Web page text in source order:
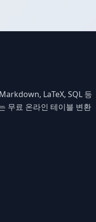
LaTeX, SQL 등
무료 온라인 테이블 변환